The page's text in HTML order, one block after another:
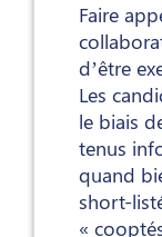
Faire
d’être
Les
le biais
tenus
quand
short-
«